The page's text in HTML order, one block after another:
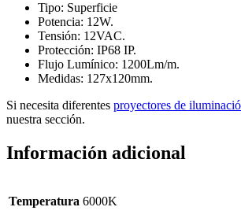
Tipo: Superficie
Potencia: 12W.
Tensión: 12VAC.
Protección: IP68 IP.
Flujo Lumínico: 1200Lm/m.
Medidas: 127x120mm.
Si necesita diferentes proyectores de
nuestra sección.
Información adicional
Temperatura 6000K